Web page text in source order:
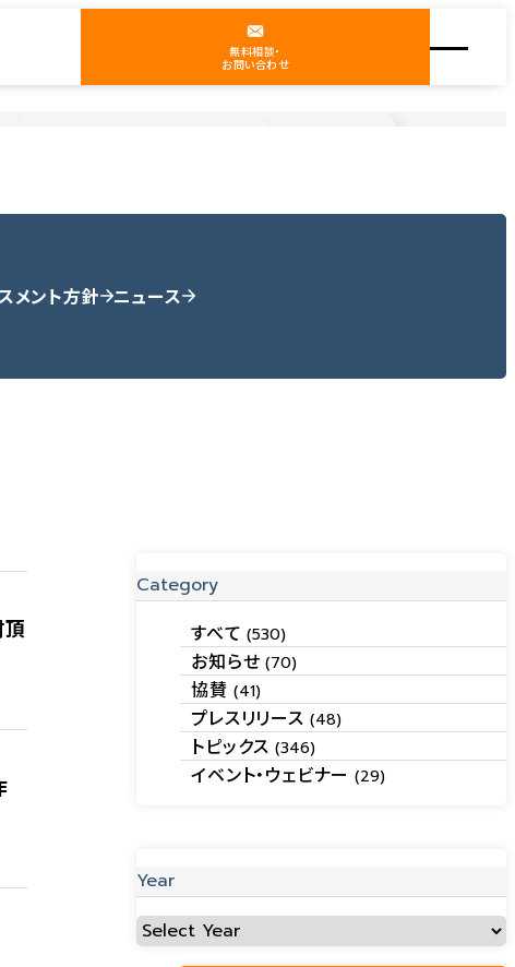
無料相談・
お問い合わせ
メント方針 ニュース
Category
すべて(530)
お知らせ(70)
協賛 (41)
プレスリリース (48)
トピックス(346)
イベント・ウェビナー(29)
Year